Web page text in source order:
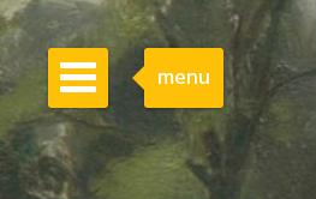
menu